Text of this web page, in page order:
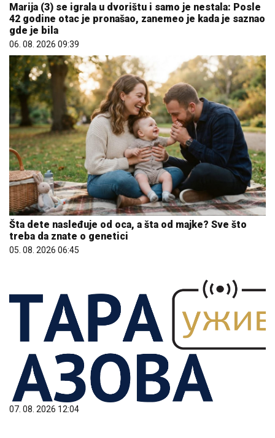
Marija (3) se igrala u dvorištu i samo je nestala: Posle
42 godine otac je pronašao, zanemeo je kada je saznao
gde je bila
06. 08. 2026 09:39
Šta dete nasleđuje od oca, a šta od majke? Sve što
treba da znate o genetici
05. 08. 2026 06:45
07. 08. 2026 12:04